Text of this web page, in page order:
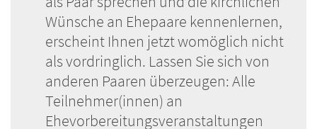
Wünsche an Ehepaare kennenlernen,
erscheint Ihnen jetzt womöglich nicht
als vordringlich. Lassen Sie sich von
anderen Paaren überzeugen: Alle
Teilnehmer(innen) an
Ehevorbereitungsveranstaltungen